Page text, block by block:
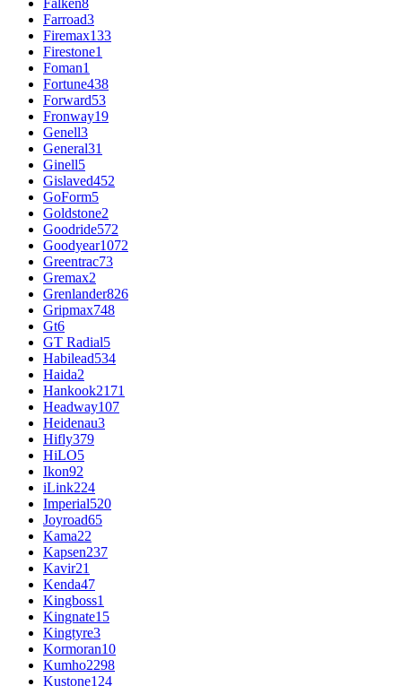
Falken8
Farroad3
Firemax133
Firestone1
Foman1
Fortune438
Forward53
Fronway19
Genell3
General31
Ginell5
Gislaved452
GoForm5
Goldstone2
Goodride572
Goodyear1072
Greentrac73
Gremax2
Grenlander826
Gripmax748
Gt6
GT Radial5
Habilead534
Haida2
Hankook2171
Headway107
Heidenau3
Hifly379
HiLO5
Ikon92
iLink224
Imperial520
Joyroad65
Kama22
Kapsen237
Kavir21
Kenda47
Kingboss1
Kingnate15
Kingtyre3
Kormoran10
Kumho2298
Kustone124